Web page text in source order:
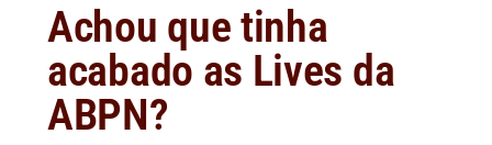
Achou que tinha
acabado as Lives da
ABPN?